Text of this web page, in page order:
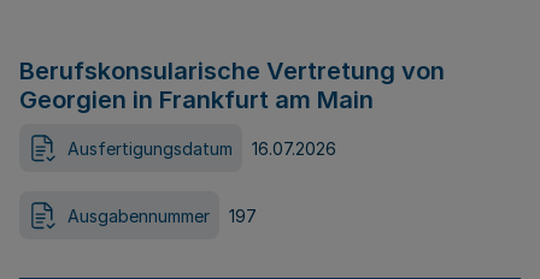
Berufskonsularische Vertretung von
Georgien in Frankfurt am Main
Ausfertigungsdatum 16.07.2026
Ausgabennummer 197